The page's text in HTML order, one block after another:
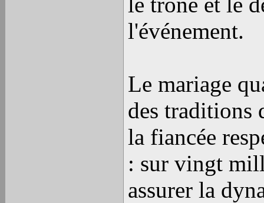
l'événement.
Le mariage
des traditions
la fiancée
: sur vingt
assurer la